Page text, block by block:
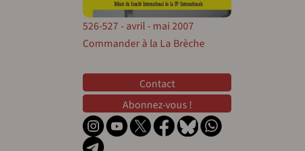
526-527 - avril - mai 2007
Commander à la La Brèche
Contact
Abonnez-vous !